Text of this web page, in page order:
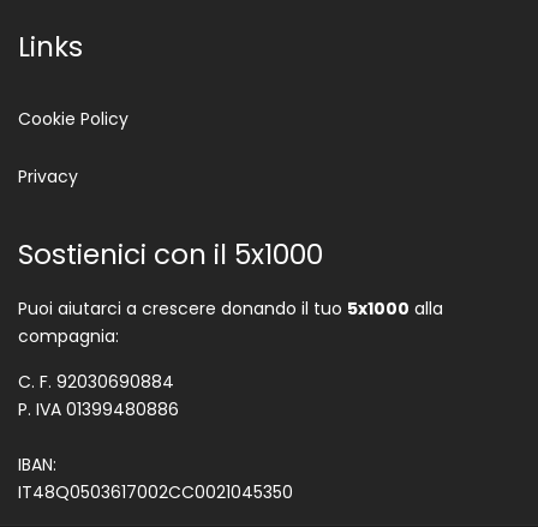
Links
Cookie Policy
Privacy
Sostienici con il 5x1000
Puoi aiutarci a crescere donando il tuo 5x1000 alla
compagnia:
C. F. 92030690884
P. IVA 01399480886
IBAN:
IT48Q0503617002CC0021045350